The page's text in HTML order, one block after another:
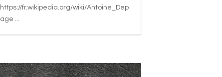
https://fr.wikipedia.org/wiki/Antoine_Dep
age ...